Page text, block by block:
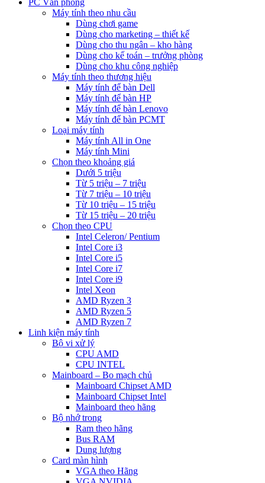
PC Văn phòng
Máy tính theo nhu cầu
Dùng chơi game
Dùng cho marketing – thiết kế
Dùng cho thu ngân – kho hàng
Dùng cho kế toán – trưởng phòng
Dùng cho khu công nghiệp
Máy tính theo thương hiệu
Máy tính để bàn Dell
Máy tính để bàn HP
Máy tính để bàn Lenovo
Máy tính để bàn PCMT
Loại máy tính
Máy tính All in One
Máy tính Mini
Chọn theo khoảng giá
Dưới 5 triệu
Từ 5 triệu – 7 triệu
Từ 7 triệu – 10 triệu
Từ 10 triệu – 15 triệu
Từ 15 triệu – 20 triệu
Chọn theo CPU
Intel Celeron/ Pentium
Intel Core i3
Intel Core i5
Intel Core i7
Intel Core i9
Intel Xeon
AMD Ryzen 3
AMD Ryzen 5
AMD Ryzen 7
Linh kiện máy tính
Bộ vi xử lý
CPU AMD
CPU INTEL
Mainboard – Bo mạch chủ
Mainboard Chipset AMD
Mainboard Chipset Intel
Mainboard theo hãng
Bộ nhớ trong
Ram theo hãng
Bus RAM
Dung lượng
Card màn hình
VGA theo Hãng